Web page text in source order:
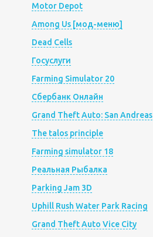
Motor Depot
Among Us [мод-меню]
Dead Cells
Госуслуги
Farming Simulator 20
Сбербанк Онлайн
Grand Theft Auto: San Andreas
The talos principle
Farming simulator 18
Реальная Рыбалка
Parking Jam 3D
Uphill Rush Water Park Racing
Grand Theft Auto Vice City